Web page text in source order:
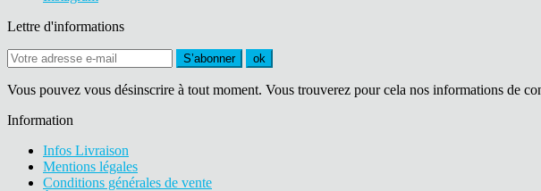
Lettre d'informations
S’abonner ok
Vous pouvez vous désinscrire à tout moment. Vous trouverez pour cela nos informations de
Information
Infos Livraison
Mentions légales
Conditions générales de vente